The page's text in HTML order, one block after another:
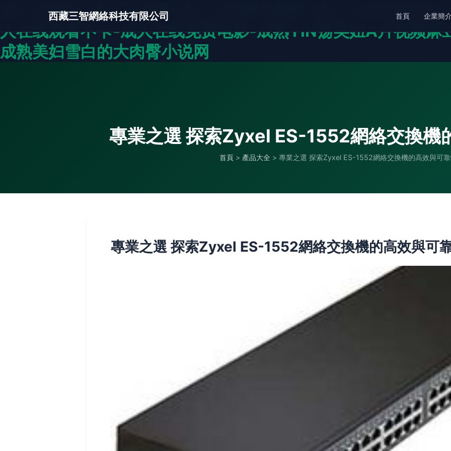
成人五夜天-成人五月网-成人小说爽文裸肉-成人小说玉趾夹
人在线观看不卡-成人在线免费电影-成熟YIN荡美妞A片视频
成熟美妇雪白的大肉臀小说网
西藏三智網絡科技有限公司 首頁 企業簡
專業之選 探索Zyxel ES-1552網絡交換機
首頁 > 產品大全 > 專業之選 探索Zyxel ES-1552網絡交換機的高效與可
專業之選 探索Zyxel ES-1552網絡交換機的高效與可